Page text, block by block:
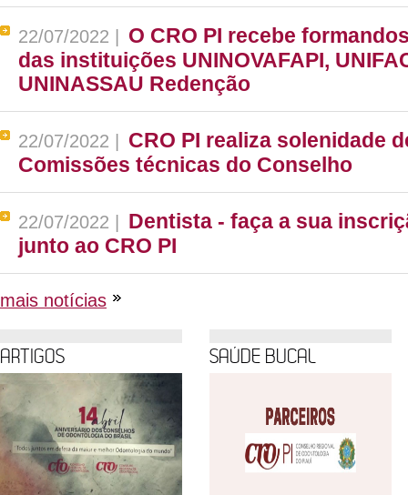
22/07/2022 |
O CRO PI recebe
das instituições UNINOVAFAPI,
UNINASSAU Redenção
22/07/2022 |
CRO PI realiza solenidade
Comissões técnicas do Conselho
22/07/2022 |
Dentista - faça a sua
junto ao CRO PI
mais notícias
ARTIGOS SAÚDE BUCAL